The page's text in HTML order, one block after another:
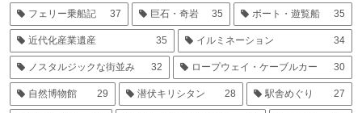
フェリー乗船記 37 巨石・奇岩 35 ボート・遊覧船 35
近代化産業遺産 35 イルミネーション 34
ノスタルジックな街並み 32 ロープウェイ・ケーブルカー 30
自然博物館 29 潜伏キリシタン 28 駅舎めぐり 27